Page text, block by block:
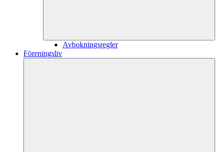
Avbokningsregler
Föreningsliv